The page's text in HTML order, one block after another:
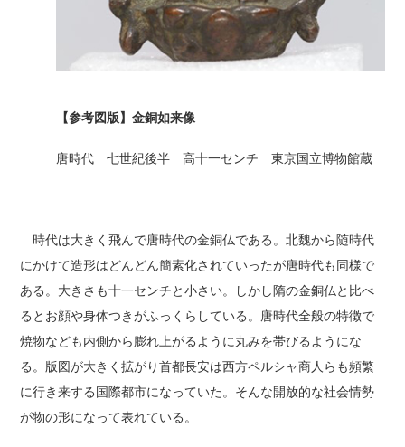
【参考図版】金銅如来像
唐時代 七世紀後半 高十一センチ 東京国立博物館蔵
時代は大きく飛んで唐時代の金銅仏である。北魏から随時代
にかけて造形はどんどん簡素化されていったが唐時代も同様で
ある。大きさも十一センチと小さい。しかし隋の金銅仏と比べ
るとお顔や身体つきがふっくらしている。唐時代全般の特徴で
焼物なども内側から膨れ上がるように丸みを帯びるようにな
る。版図が大きく拡がり首都長安は西方ペルシャ商人らも頻繁
に行き来する国際都市になっていた。そんな開放的な社会情勢
が物の形になって表れている。